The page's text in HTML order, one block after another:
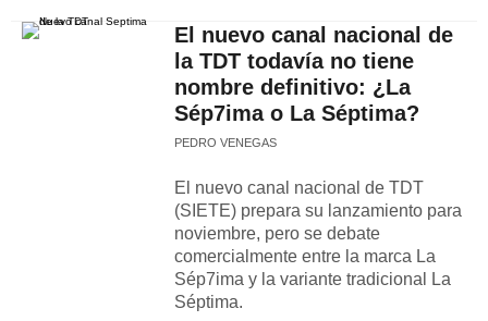
El nuevo canal nacional de
la TDT todavía no tiene
nombre definitivo: ¿La
Sép7ima o La Séptima?
PEDRO VENEGAS
El nuevo canal nacional de TDT
(SIETE) prepara su lanzamiento para
noviembre, pero se debate
comercialmente entre la marca La
Sép7ima y la variante tradicional La
Séptima.